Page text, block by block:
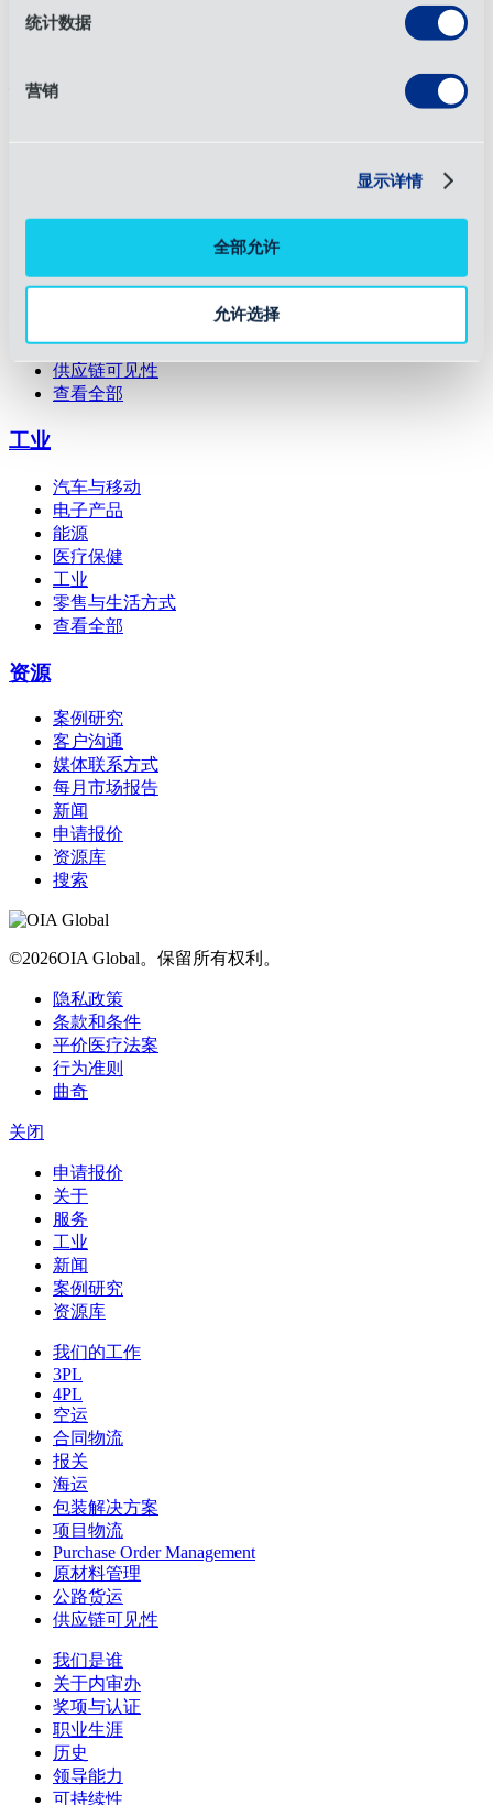
统计数据
营销
显示详情
全部允许
允许选择
领导能力
可持续性
服务
项目物流
Purchase Order Management
公路货运
供应链可见性
查看全部
工业
汽车与移动
电子产品
能源
医疗保健
工业
零售与生活方式
查看全部
资源
案例研究
客户沟通
媒体联系方式
每月市场报告
新闻
申请报价
资源库
搜索
©2026OIA Global。保留所有权利。
隐私政策
条款和条件
平价医疗法案
行为准则
曲奇
关闭
申请报价
关于
服务
工业
新闻
案例研究
资源库
我们的工作
3PL
4PL
空运
合同物流
报关
海运
包装解决方案
项目物流
Purchase Order Management
原材料管理
公路货运
供应链可见性
我们是谁
关于内审办
奖项与认证
职业生涯
历史
领导能力
可持续性